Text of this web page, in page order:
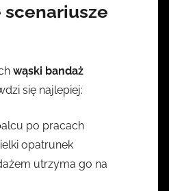
scenariusze
wąski bandaż
się najlepiej:
po pracach
opatrunek
utrzyma go na